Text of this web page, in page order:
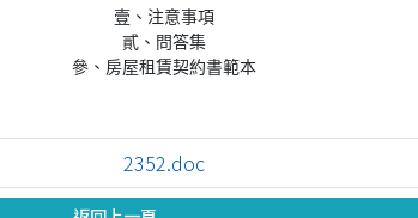
壹、注意事項
貳、問答集
參、房屋租賃契約書範本
2352.doc